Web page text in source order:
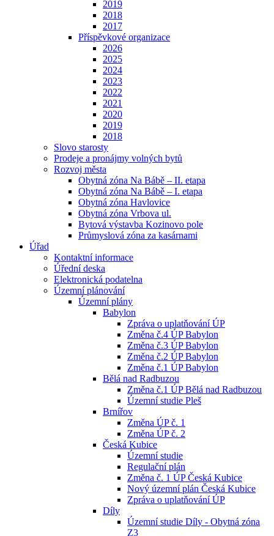
2019
2018
2017
Příspěvkové organizace
2026
2025
2024
2023
2022
2021
2020
2019
2018
Slovo starosty
Prodeje a pronájmy volných bytů
Rozvoj města
Obytná zóna Na Bábě – II. etapa
Obytná zóna Na Bábě – I. etapa
Obytná zóna Havlovice
Obytná zóna Vrbova ul.
Bytová výstavba Kozinovo pole
Průmyslová zóna za kasárnami
Úřad
Kontaktní informace
Úřední deska
Elektronická podatelna
Územní plánování
Územní plány
Babylon
Zpráva o uplatňování ÚP
Změna č.4 ÚP Babylon
Změna č.3 ÚP Babylon
Změna č.2 ÚP Babylon
Změna č.1 ÚP Babylon
Bělá nad Radbuzou
Změna č.1 ÚP Bělá nad Radbuzou
Územní studie Pleš
Brnířov
Změna ÚP č. 1
Změna ÚP č. 2
Česká Kubice
Územní studie
Regulační plán
Změna č. 1 ÚP Česká Kubice
Nový územní plán Česká Kubice
Zpráva o uplatňování ÚP
Díly
Územní studie Díly - Obytná zóna
Z3